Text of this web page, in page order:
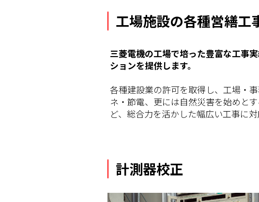
工場施設の各種営繕工
三菱電機の工場で培った豊富な工事
ションを提供します。
各種建設業の許可を取得し、工場・
ネ・節電、更には自然災害を始めと
ど、総合力を活かした幅広い工事に対
計測器校正